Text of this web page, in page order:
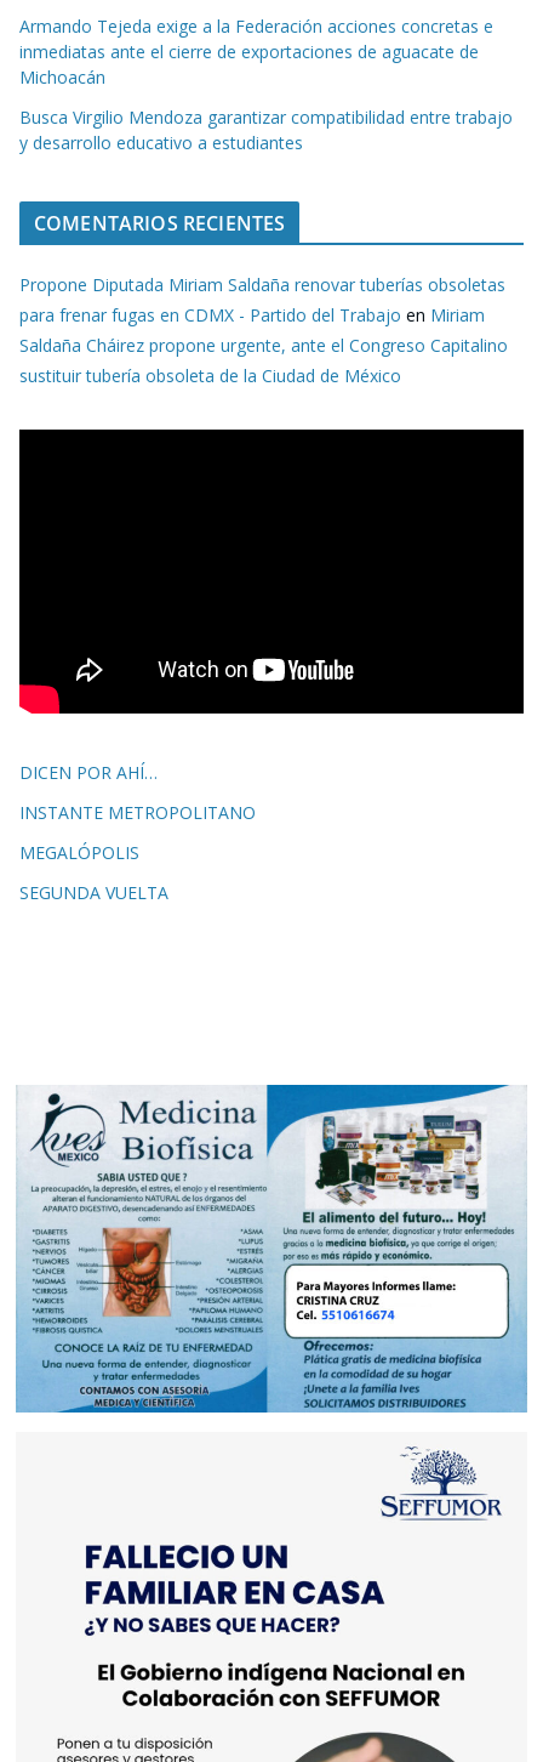
Armando Tejeda exige a la Federación acciones concretas e
inmediatas ante el cierre de exportaciones de aguacate de
Michoacán
Busca Virgilio Mendoza garantizar compatibilidad entre trabajo
y desarrollo educativo a estudiantes
COMENTARIOS RECIENTES
Propone Diputada Miriam Saldaña renovar tuberías obsoletas
para frenar fugas en CDMX - Partido del Trabajo en Miriam
Saldaña Cháirez propone urgente, ante el Congreso Capitalino
sustituir tubería obsoleta de la Ciudad de México
DICEN POR AHÍ…
INSTANTE METROPOLITANO
MEGALÓPOLIS
SEGUNDA VUELTA